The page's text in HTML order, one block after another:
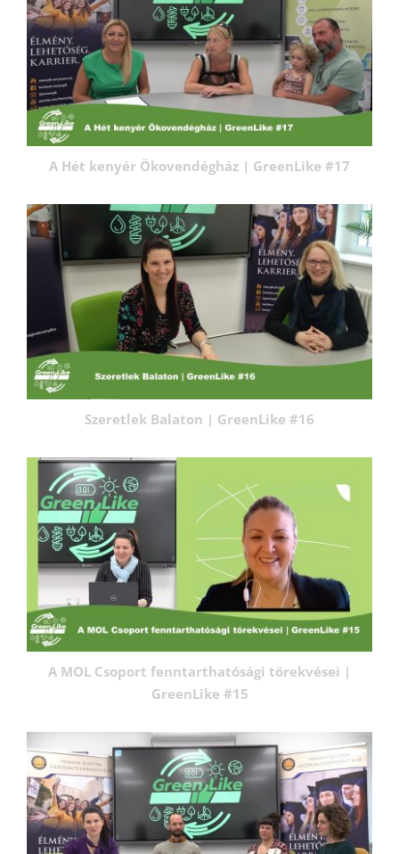
A Hét kenyér Ökovendégház | GreenLike #17
Szeretlek Balaton | GreenLike #16
A MOL Csoport fenntarthatósági törekvései |
GreenLike #15